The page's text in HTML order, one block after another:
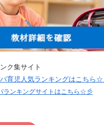
ク集サイト
育児人気ランキングはこちら
ランキングサイトはこちら☆彡